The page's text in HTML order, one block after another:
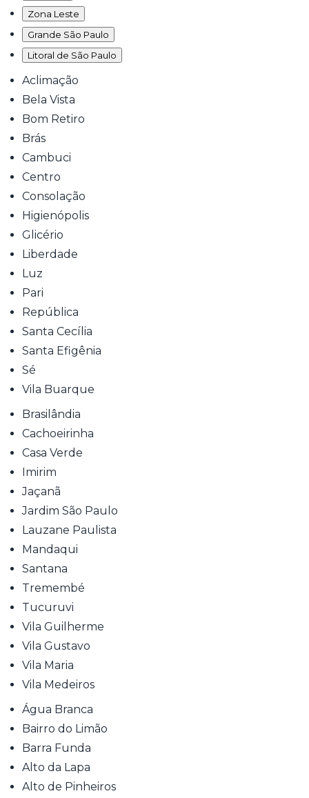
Zona Leste
Grande São Paulo
Litoral de São Paulo
Aclimação
Bela Vista
Bom Retiro
Brás
Cambuci
Centro
Consolação
Higienópolis
Glicério
Liberdade
Luz
Pari
República
Santa Cecília
Santa Efigênia
Sé
Vila Buarque
Brasilândia
Cachoeirinha
Casa Verde
Imirim
Jaçanã
Jardim São Paulo
Lauzane Paulista
Mandaqui
Santana
Tremembé
Tucuruvi
Vila Guilherme
Vila Gustavo
Vila Maria
Vila Medeiros
Água Branca
Bairro do Limão
Barra Funda
Alto da Lapa
Alto de Pinheiros